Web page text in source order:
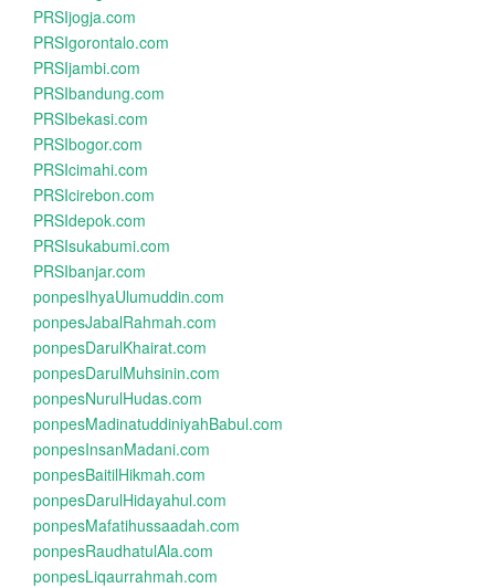
PRSIjogja.com
PRSIgorontalo.com
PRSIjambi.com
PRSIbandung.com
PRSIbekasi.com
PRSIbogor.com
PRSIcimahi.com
PRSIcirebon.com
PRSIdepok.com
PRSIsukabumi.com
PRSIbanjar.com
ponpesIhyaUlumuddin.com
ponpesJabalRahmah.com
ponpesDarulKhairat.com
ponpesDarulMuhsinin.com
ponpesNurulHudas.com
ponpesMadinatuddiniyahBabul.com
ponpesInsanMadani.com
ponpesBaitilHikmah.com
ponpesDarulHidayahul.com
ponpesMafatihussaadah.com
ponpesRaudhatulAla.com
ponpesLiqaurrahmah.com